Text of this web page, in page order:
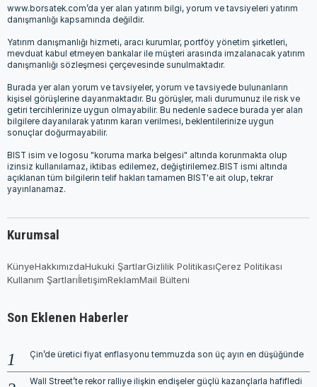
www.borsatek.com’da yer alan yatırım bilgi, yorum ve tavsiyeleri yatırım
danışmanlığı kapsamında değildir.
Yatırım danışmanlığı hizmeti, aracı kurumlar, portföy yönetim şirketleri,
mevduat kabul etmeyen bankalar ile müşteri arasında imzalanacak yatırım
danışmanlığı sözleşmesi çerçevesinde sunulmaktadır.
Burada yer alan yorum ve tavsiyeler, yorum ve tavsiyede bulunanların
kişisel görüşlerine dayanmaktadır. Bu görüşler, mali durumunuz ile risk ve
getiri tercihlerinize uygun olmayabilir. Bu nedenle sadece burada yer alan
bilgilere dayanılarak yatırım kararı verilmesi, beklentilerinize uygun
sonuçlar doğurmayabilir.
BIST isim ve logosu "koruma marka belgesi" altında korunmakta olup
izinsiz kullanılamaz, iktibas edilemez, değiştirilemez.BIST ismi altında
açıklanan tüm bilgilerin telif hakları tamamen BIST'e ait olup, tekrar
yayınlanamaz.
Kurumsal
KünyeHakkımızdaHukuki ŞartlarGizlilik PolitikasıÇerez Politikası
Kullanım ŞartlarıİletişimReklamMail Bülteni
Son Eklenen Haberler
Çin’de üretici fiyat enflasyonu temmuzda son üç ayın en düşüğünde
Wall Street’te rekor ralliye ilişkin endişeler güçlü kazançlarla hafifledi